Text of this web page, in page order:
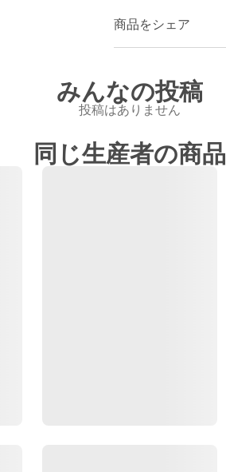
商品をシェア
みんなの投稿
投稿はありません
同じ生産者の商品